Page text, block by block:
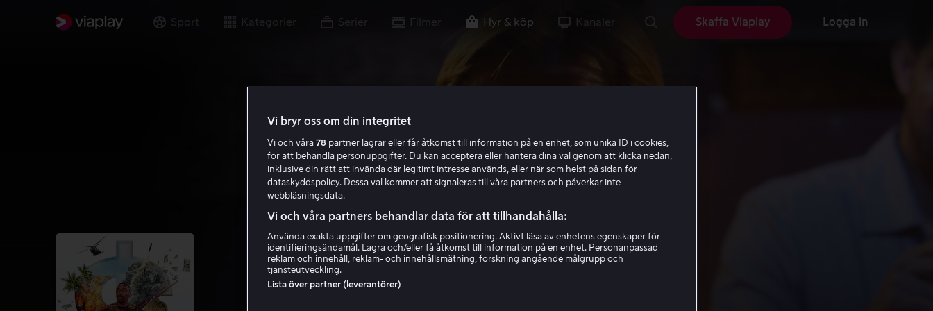
Sport Kategorier Serier Filmer Hyr & köp Kanaler Skaffa Viaplay Logga in
Vi bryr oss om din integritet
Vi och våra 78 partner lagrar eller får åtkomst till information på en enhet, som unika ID i cookies,
för att behandla personuppgifter. Du kan acceptera eller hantera dina val genom att klicka nedan,
inklusive din rätt att invända där legitimt intresse används, eller när som helst på sidan för
dataskyddspolicy. Dessa val kommer att signaleras till våra partners och påverkar inte
webbläsningsdata.
Vi och våra partners behandlar data för att tillhandahålla:
Använda exakta uppgifter om geografisk positionering. Aktivt läsa av enhetens egenskaper för
identifieringsändamål. Lagra och/eller få åtkomst till information på en enhet. Personanpassad
reklam och innehåll, reklam- och innehållsmätning, forskning angående målgrupp och
tjänsteutveckling.
Lista över partner (leverantörer)